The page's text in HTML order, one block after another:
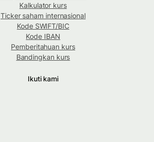
Kalkulator kurs
Ticker saham internasional
Kode SWIFT/BIC
Kode IBAN
Pemberitahuan kurs
Bandingkan kurs
Ikuti kami